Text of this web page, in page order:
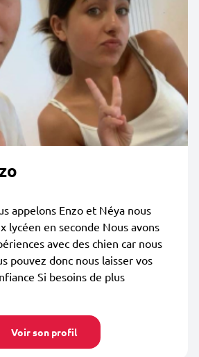
appelons Enzo et Néya nous
lycéen en seconde Nous avons
avec des chien car nous
pouvez donc nous laisser vos
Si besoins de plus
Voir son profil